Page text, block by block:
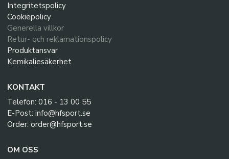
Integritetspolicy
Cookiepolicy
Generella villkor
Retur- och reklamationspolicy
Produktansvar
Kemikaliesäkerhet
KONTAKT
Telefon: 016 - 13 00 55
E-Post: info@hfsport.se
Order: order@hfsport.se
OM OSS